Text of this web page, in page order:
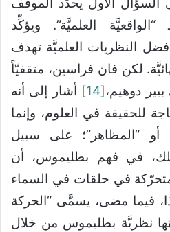
السؤال الأول يحدِّد الموقف
العلميَّة”. ويؤكِّد
النظريات العلميَّة تهدف
لكن فان فراسين، متقفيّاً
دوهيم،[14]
أشار إلى أنه
للحقيقة في العلوم، وإنما
أو “المظاهر”؛ على سبيل
في فهم بطليموس، أن
في حلقات في السماء
فيما مضى، يسمَّى “الحركة
نظريَّة بطليموس من خلال